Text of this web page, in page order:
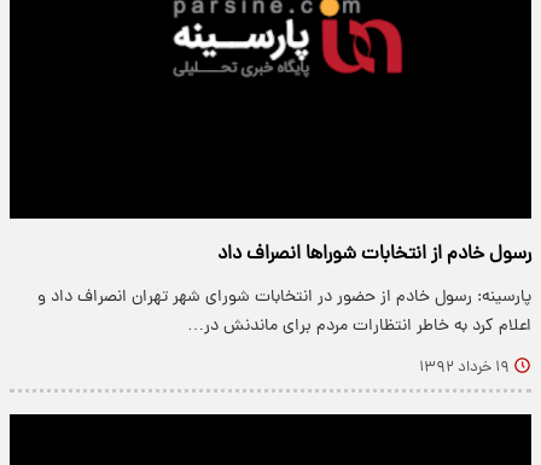
رسول خادم از انتخابات شوراها انصراف داد
پارسینه: رسول خادم از حضور در انتخابات شورای شهر تهران انصراف داد و
اعلام کرد به خاطر انتظارات مردم برای ماندنش در…
۱۹ خرداد ۱۳۹۲